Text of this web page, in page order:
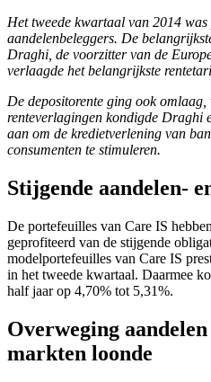
Het tweede kwartaal van 2014
aandelenbeleggers. De
Draghi, de voorzitter van de
verlaagde het belangrijkste
De depositorente ging ook
renteverlagingen kondigde Draghi
aan om de kredietverlening van
consumenten te stimuleren.
Stijgende aandelen-
De portefeuilles van Care IS
geprofiteerd van de stijgende
modelportefeuilles van Care IS
in het tweede kwartaal. Daarmee
half jaar op 4,70% tot 5,31%.
Overweging
markten loonde